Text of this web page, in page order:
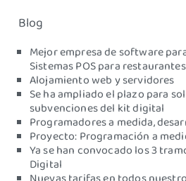
Blog
Mejor empresa de software
Sistemas POS para
Alojamiento web y servidores
Se ha ampliado el plazo para
subvenciones del kit digital
Programadores a medida,
Proyecto: Programación a
Ya se han convocado los 3
Digital